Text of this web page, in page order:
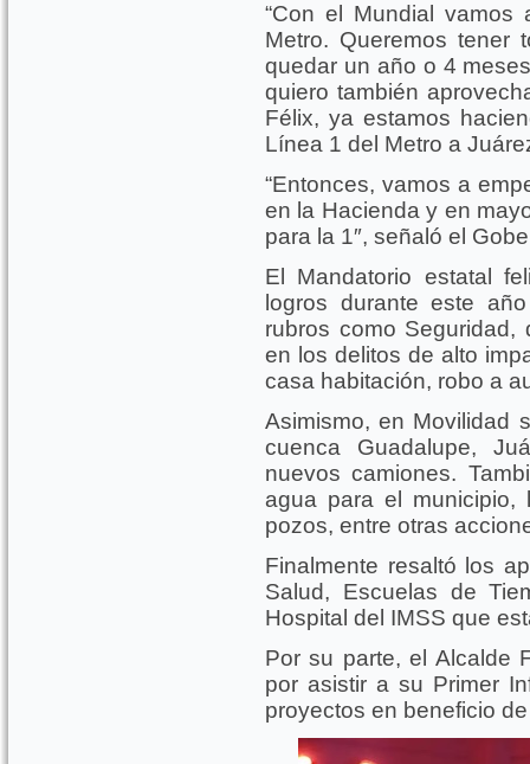
“Con el Mundial vamos
Metro. Queremos
quedar un año o 4
quiero también
Félix, ya estamos
Línea 1 del Metro a
“Entonces, vamos a
en la Hacienda y en
para la 1″, señaló el
El Mandatorio estatal
logros durante este
rubros como
en los delitos de alto
casa habitación, robo a
Asimismo, en Movilidad
cuenca Guadalupe,
nuevos camiones.
agua para el municipio,
pozos, entre otras
Finalmente resaltó los
Salud, Escuelas de
Hospital del IMSS que
Por su parte, el Alcalde
por asistir a su Primer
proyectos en beneficio